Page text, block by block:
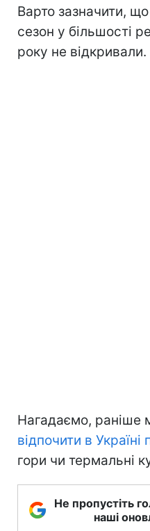
Варто зазначити,
сезон у більшості
року не відкривали.
Нагадаємо, раніше
відпочити в Україні
гори чи термальні
Не пропустіть
наші